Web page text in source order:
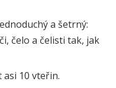
a šetrný:
čelo a čelisti tak, jak
asi 10 vteřin.